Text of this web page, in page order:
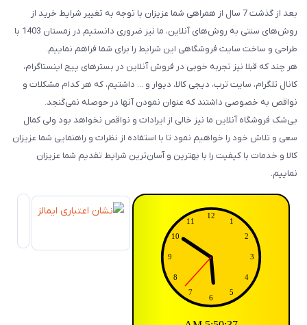
بعد از گذشت 7 سال از همراهی شما عزیزان با توجه به تغییر شرایط خرید از
روش‌های سنتی به روش‌های آنلاین، ما نیز ضروری دانستیم در زمستان 1403 با
طراحی و ساخت سایت فروشگاهی این شرایط را برای شما فراهم نماییم.
هر چند که قبلا نیز تجربه خوبی در فروش آنلاین در بسترهای پیج اینستاگرام،
کانال تلگرام، سایت ترب، دیجی کالا، دیوار و ... داشتیم، که هر کدام مشکلات و
نواقص به خصوصی داشتند که عنوان نمودن آنها در حوصله نمی‌گنجد.
بی‌شک فروشگاه آنلاین ما نیز خالی از ایرادات و نواقص نخواهد بود ولی کمال
سعی و تلاش خود را خواهیم نمود تا با استفاده از نظرات و راهنمایی شما عزیزان
کالا و خدمات با کیفیت را با بهترین و آسان‌ترین شرایط تقدیم شما عزیزان
نماییم.